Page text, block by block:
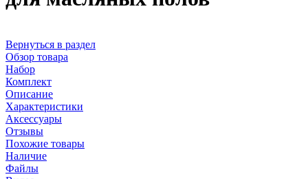
Вернуться в раздел
Обзор товара
Набор
Комплект
Описание
Характеристики
Аксессуары
Отзывы
Похожие товары
Наличие
Файлы